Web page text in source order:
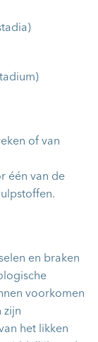
of van
één van de
en braken
voorkomen
zijn
het likken